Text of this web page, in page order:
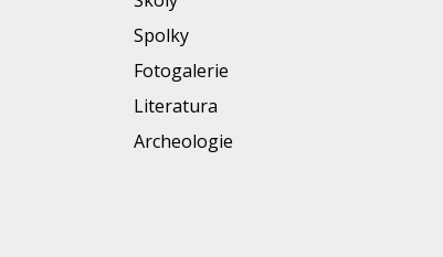
Spolky
Fotogalerie
Literatura
Archeologie